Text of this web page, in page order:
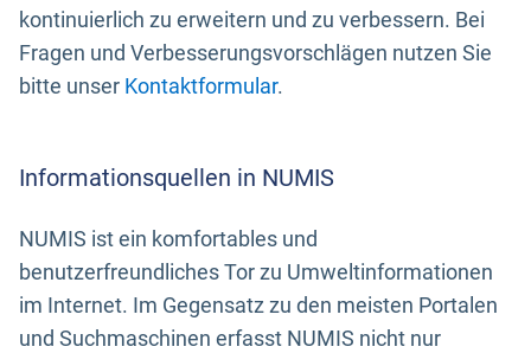
kontinuierlich zu erweitern und zu verbessern. Bei
Fragen und Verbesserungsvorschlägen nutzen Sie
bitte unser Kontaktformular.
Informationsquellen in NUMIS
NUMIS ist ein komfortables und
benutzerfreundliches Tor zu Umweltinformationen
im Internet. Im Gegensatz zu den meisten Portalen
und Suchmaschinen erfasst NUMIS nicht nur